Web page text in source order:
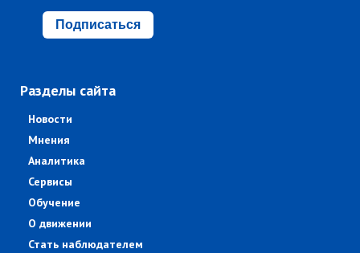
Подписаться
Разделы сайта
Новости
Мнения
Аналитика
Сервисы
Обучение
О движении
Стать наблюдателем